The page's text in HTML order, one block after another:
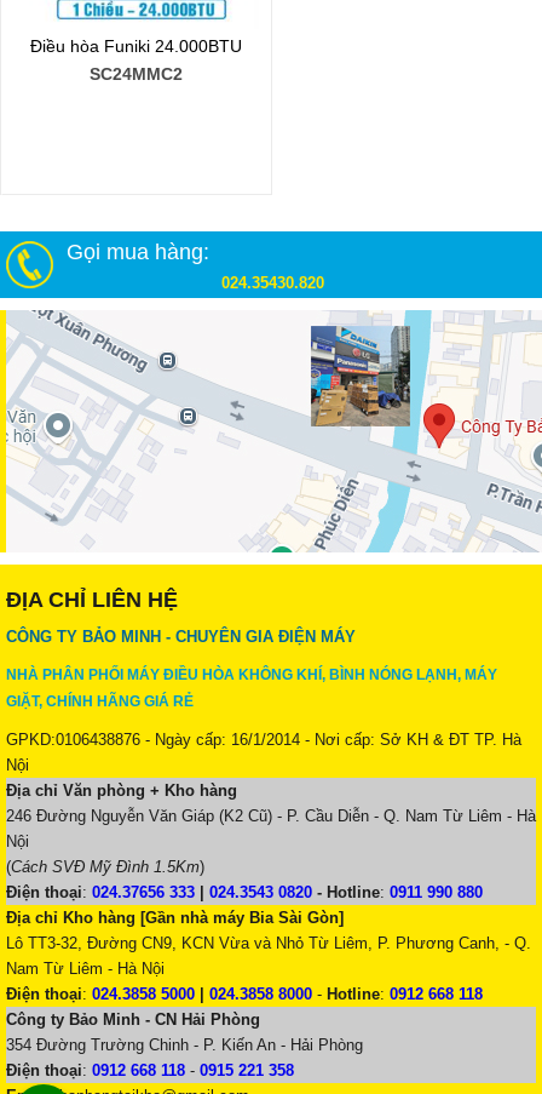
Điều hòa Funiki 24.000BTU
SC24MMC2
Gọi mua hàng:
024.35430.820
ĐỊA CHỈ LIÊN HỆ
CÔNG TY BẢO MINH - CHUYÊN GIA ĐIỆN MÁY
NHÀ PHÂN PHỐI MÁY ĐIỀU HÒA KHÔNG KHÍ, BÌNH NÓNG LẠNH, MÁY
GIẶT, CHÍNH HÃNG GIÁ RẺ
GPKD:0106438876 - Ngày cấp: 16/1/2014 - Nơi cấp: Sở KH & ĐT TP. Hà
Nội
Địa chỉ Văn phòng + Kho hàng
246 Đường Nguyễn Văn Giáp (K2 Cũ) - P. Cầu Diễn - Q. Nam Từ Liêm - Hà
Nội
(Cách SVĐ Mỹ Đình 1.5Km)
Điện thoại: 024.37656 333 024.3543 0820 - Hotline: 0911 990 880
Địa chỉ Kho hàng [Gần nhà máy Bia Sài Gòn]
Lô TT3-32, Đường CN9, KCN Vừa và Nhỏ Từ Liêm, P. Phương Canh, - Q.
Nam Từ Liêm - Hà Nội
Điện thoại: 024.3858 5000 024.3858 8000 - Hotline: 0912 668 118
Công ty Bảo Minh - CN Hải Phòng
354 Đường Trường Chinh - P. Kiến An - Hải Phòng
Điện thoại: 0912 668 118 - 0915 221 358